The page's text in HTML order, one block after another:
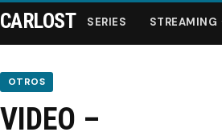
Series
CARLOST SERIES STREAMING
OTROS
VIDEO –